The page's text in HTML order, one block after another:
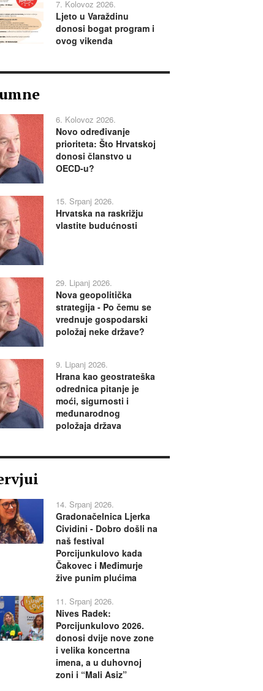
7. Kolovoz 2026.
Ljeto u Varaždinu
donosi bogat program i
ovog vikenda
6. Kolovoz 2026.
Novo određivanje
prioriteta: Što Hrvatskoj
donosi članstvo u
OECD-u?
15. Srpanj 2026.
Hrvatska na raskrižju
vlastite budućnosti
29. Lipanj 2026.
Nova geopolitička
strategija - Po čemu se
vrednuje gospodarski
položaj neke države?
9. Lipanj 2026.
Hrana kao geostrateška
odrednica pitanje je
moći, sigurnosti i
međunarodnog
položaja država
14. Srpanj 2026.
Gradonačelnica Ljerka
Cividini - Dobro došli na
naš festival
Porcijunkulovo kada
Čakovec i Međimurje
žive punim plućima
11. Srpanj 2026.
Nives Radek:
Porcijunkulovo 2026.
donosi dvije nove zone
i velika koncertna
imena, a u duhovnoj
zoni i “Mali Asiz”